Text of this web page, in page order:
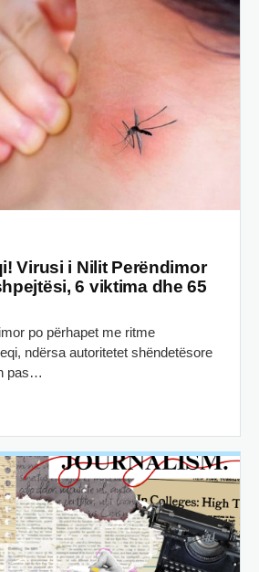
Virusi i Nilit Perëndimor
6 viktima dhe 65
po përhapet me ritme
ndërsa autoritetet shëndetësore
pas…